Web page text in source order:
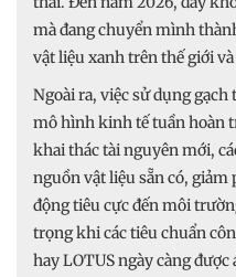
mà đang chuyển mình
vật liệu xanh trên thế giới
Ngoài ra, việc sử dụng
mô hình kinh tế tuần hoàn
khai thác tài nguyên mới,
nguồn vật liệu sẵn có, giảm
động tiêu cực đến môi
trọng khi các tiêu chuẩn
hay LOTUS ngày càng